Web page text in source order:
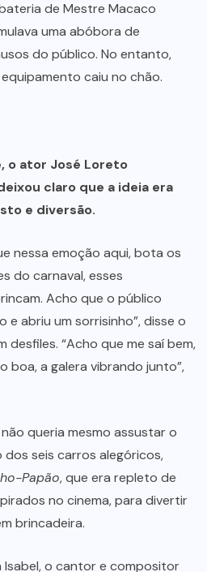
de Mestre Macaco
uma abóbora de
do público. No entanto,
caiu no chão.
o ator José Loreto
claro que a ideia era
e diversão.
nessa emoção aqui, bota os
do carnaval, esses
Acho que o público
e abriu um sorrisinho”, disse o
desfiles. “Acho que me saí bem,
boa, a galera vibrando junto”,
queria mesmo assustar o
seis carros alegóricos,
Papão, que era repleto de
no cinema, para divertir
brincadeira.
Isabel, o cantor e compositor